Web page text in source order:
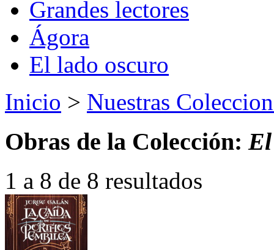
Grandes lectores
Ágora
El lado oscuro
Inicio > Nuestras
Obras de la Colección:
1 a 8 de 8 resultados